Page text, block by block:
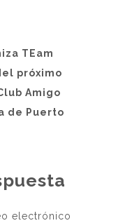
TEam
próximo
Amigo
de Puerto
electrónico